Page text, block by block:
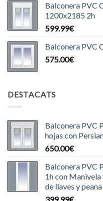
Balconera PVC
1200x2185 2h
599.99€
Balconera PVC
575.00€
DESTACATS
Balconera PVC
hojas con
650.00€
Balconera PVC
1h con Manivela
de llaves y